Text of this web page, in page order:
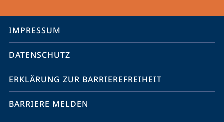
Service-
Navigation
IMPRESSUM
DATENSCHUTZ
ERKLÄRUNG ZUR BARRIEREFREIHEIT
BARRIERE MELDEN